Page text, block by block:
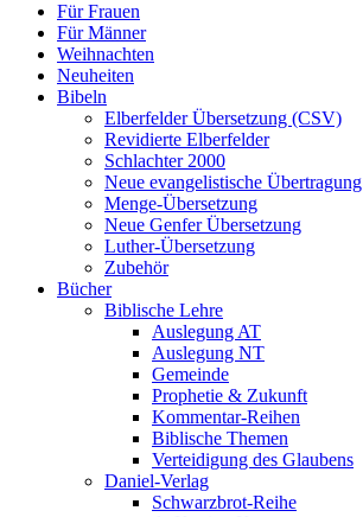
Für Frauen
Für Männer
Weihnachten
Neuheiten
Bibeln
Elberfelder Übersetzung (CSV)
Revidierte Elberfelder
Schlachter 2000
Neue evangelistische Übertragung
Menge-Übersetzung
Neue Genfer Übersetzung
Luther-Übersetzung
Zubehör
Bücher
Biblische Lehre
Auslegung AT
Auslegung NT
Gemeinde
Prophetie & Zukunft
Kommentar-Reihen
Biblische Themen
Verteidigung des Glaubens
Daniel-Verlag
Schwarzbrot-Reihe